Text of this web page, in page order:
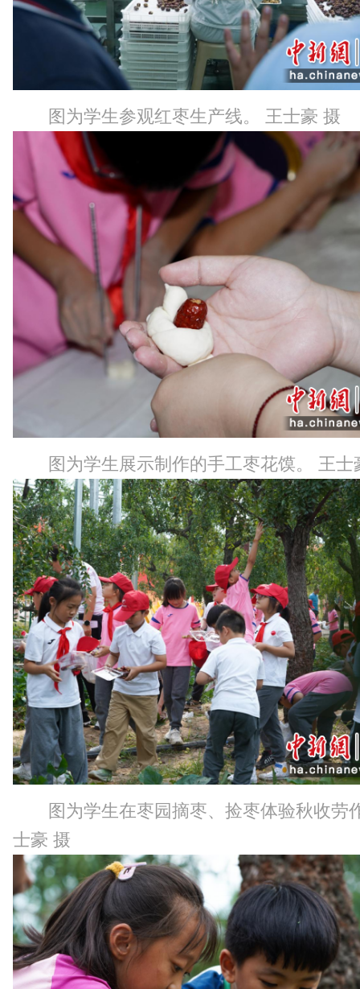
图为学生参观红枣生产线。 王士豪 摄
图为学生展示制作的手工枣花馍。 王士
图为学生在枣园摘枣、捡枣体验秋收劳
士豪 摄